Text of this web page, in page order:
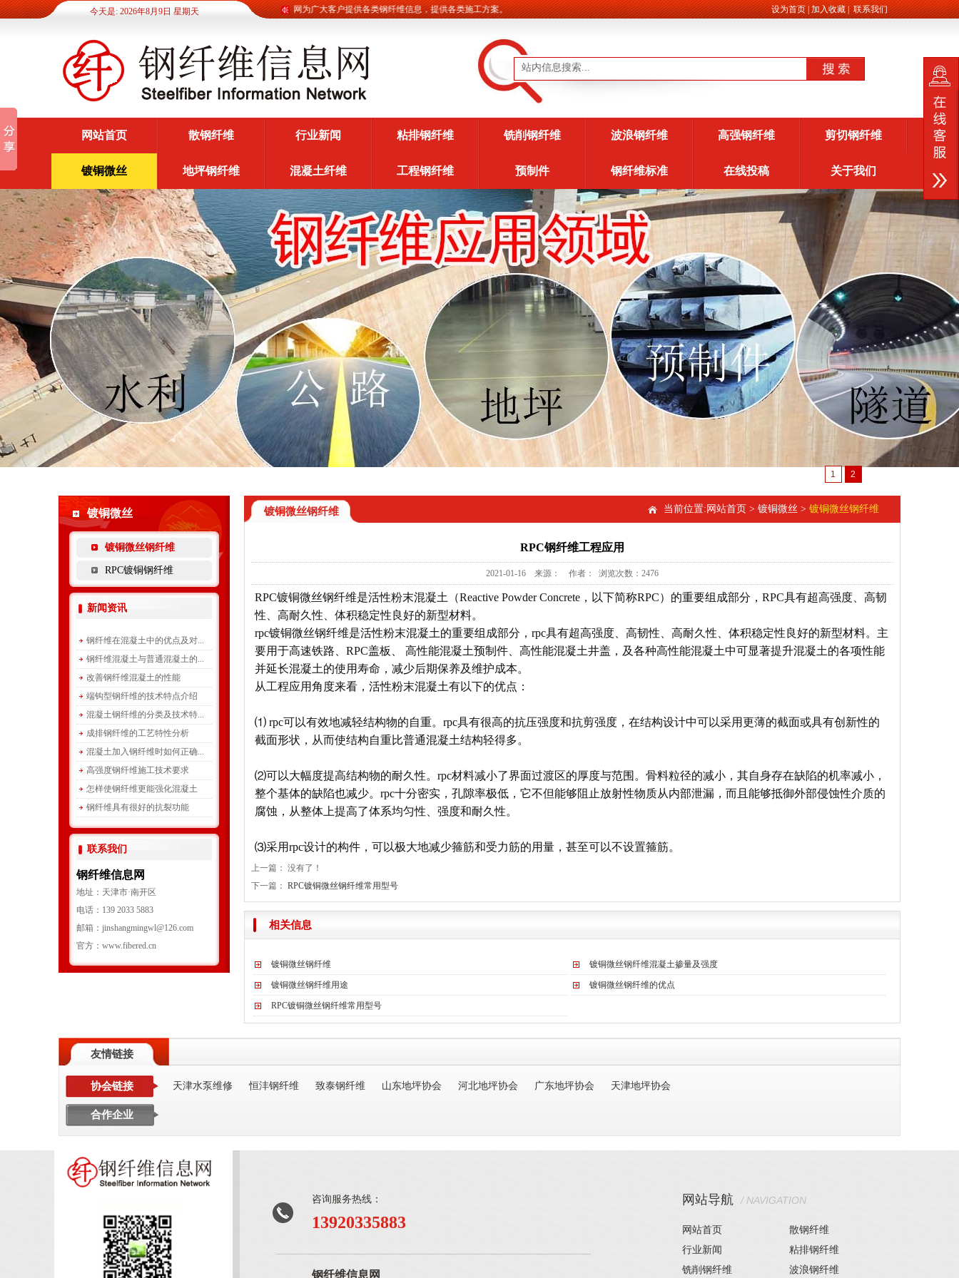
今天是: 2026年8月9日 星期天 设为首页|加入收藏|联系我们
钢纤维信息网为广大客户提供各类钢纤维信息，提供各类施工方案。
网站首页 散钢纤维 行业新闻 粘排钢纤维 铣削钢纤维 波浪钢纤维 高强钢纤维 剪切钢纤维
镀铜微丝 地坪钢纤维 混凝土纤维 工程钢纤维 预制件 钢纤维标准 在线投稿 关于我们
1 2
镀铜微丝
镀铜微丝钢纤维
RPC镀铜钢纤维
新闻资讯
钢纤维在混凝土中的优点及对...
钢纤维混凝土与普通混凝土的...
改善钢纤维混凝土的性能
端钩型钢纤维的技术特点介绍
混凝土钢纤维的分类及技术特...
成排钢纤维的工艺特性分析
混凝土加入钢纤维时如何正确...
高强度钢纤维施工技术要求
怎样使钢纤维更能强化混凝土
钢纤维具有很好的抗裂功能
联系我们
钢纤维信息网
地址：天津市·南开区
电话：139 2033 5883
邮箱：jinshangmingwl@126.com
官方：www.fibered.cn
镀铜微丝钢纤维 当前位置: 网站首页 > 镀铜微丝 > 镀铜微丝钢纤维
RPC钢纤维工程应用
2021-01-16 来源： 作者： 浏览次数：2476
RPC镀铜微丝钢纤维是活性粉末混凝土（Reactive Powder Concrete，以下简称RPC）的重要组成部分，RPC具有超高强度、高韧
性、高耐久性、体积稳定性良好的新型材料。
rpc镀铜微丝钢纤维是活性粉末混凝土的重要组成部分，rpc具有超高强度、高韧性、高耐久性、体积稳定性良好的新型材料。主
要用于高速铁路、RPC盖板、 高性能混凝土预制件、高性能混凝土井盖，及各种高性能混凝土中可显著提升混凝土的各项性能
并延长混凝土的使用寿命，减少后期保养及维护成本。
从工程应用角度来看，活性粉末混凝土有以下的优点：
⑴ rpc可以有效地减轻结构物的自重。rpc具有很高的抗压强度和抗剪强度，在结构设计中可以采用更薄的截面或具有创新性的
截面形状，从而使结构自重比普通混凝土结构轻得多。
⑵可以大幅度提高结构物的耐久性。rpc材料减小了界面过渡区的厚度与范围。骨料粒径的减小，其自身存在缺陷的机率减小，
整个基体的缺陷也减少。rpc十分密实，孔隙率极低，它不但能够阻止放射性物质从内部泄漏，而且能够抵御外部侵蚀性介质的
腐蚀，从整体上提高了体系均匀性、强度和耐久性。
⑶采用rpc设计的构件，可以极大地减少箍筋和受力筋的用量，甚至可以不设置箍筋。
上一篇： 没有了！
下一篇： RPC镀铜微丝钢纤维常用型号
相关信息
镀铜微丝钢纤维 镀铜微丝钢纤维混凝土掺量及强度
镀铜微丝钢纤维用途 镀铜微丝钢纤维的优点
RPC镀铜微丝钢纤维常用型号
友情链接
协会链接
合作企业
天津水泵维修 恒沣钢纤维 致泰钢纤维 山东地坪协会 河北地坪协会 广东地坪协会 天津地坪协会
咨询服务热线：
13920335883
钢纤维信息网
网站导航 / NAVIGATION
网站首页
散钢纤维
行业新闻
粘排钢纤维
铣削钢纤维
波浪钢纤维